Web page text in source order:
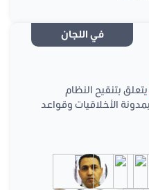
في اللجان
يتعلق بتنقيح النظام
الأخلاقيات وقواعد